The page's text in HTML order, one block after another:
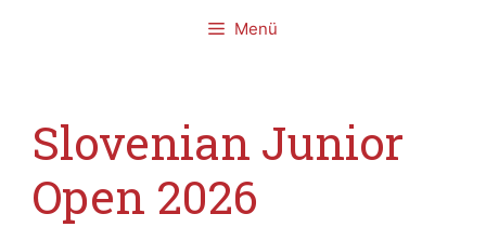
Menü
Slovenian Junior
Open 2026